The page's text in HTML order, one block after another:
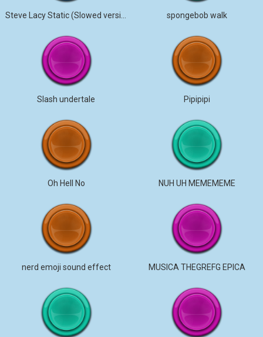
spongebob walk
Slash undertale Pipipipi
Oh Hell No NUH UH MEMEMEME
nerd emoji sound effect MUSICA THEGREFG EPICA